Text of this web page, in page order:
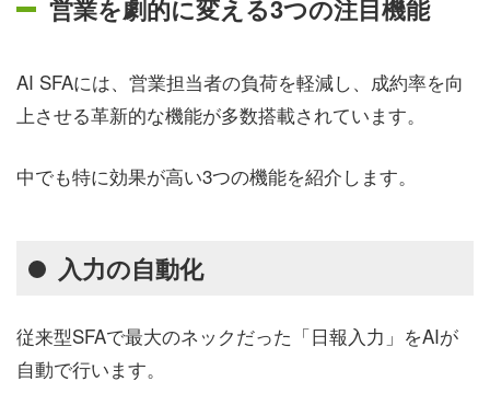
営業を劇的に変える3つの注目機能
AI SFAには、営業担当者の負荷を軽減し、成約率を向
上させる革新的な機能が多数搭載されています。
中でも特に効果が高い3つの機能を紹介します。
入力の自動化
従来型SFAで最大のネックだった「日報入力」をAIが
自動で行います。